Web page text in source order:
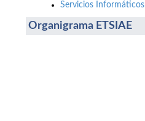
Servicios Informáticos
Organigrama ETSIAE